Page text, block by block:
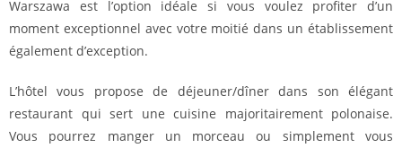
Warszawa est l’option idéale si vous voulez profiter d’un
moment exceptionnel avec votre moitié dans un établissement
également d’exception.
L’hôtel vous propose de déjeuner/dîner dans son élégant
restaurant qui sert une cuisine majoritairement polonaise.
Vous pourrez manger un morceau ou simplement vous